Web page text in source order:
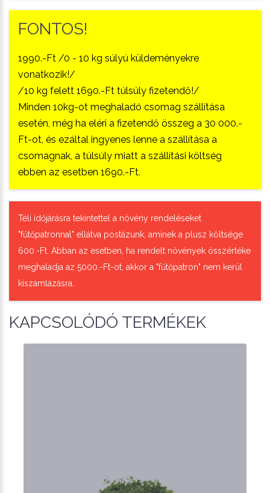
FONTOS!
1990.-Ft /0 - 10 kg súlyú küldeményekre
vonatkozik!/
/10 kg felett 1690.-Ft túlsúly fizetendő!/
Minden 10kg-ot meghaladó csomag szállítása
esetén, még ha eléri a fizetendő összeg a 30 000.-
Ft-ot, és ezáltal ingyenes lenne a szállítása a
csomagnak, a túlsúly miatt a szállítási költség
ebben az esetben 1690.-Ft.
Téli időjárásra tekintettel a növény rendeléseket
"fűtőpatronnal" ellátva postázunk, aminek a plusz költsége
600.-Ft. Abban az esetben, ha rendelt növények összértéke
meghaladja az 5000.-Ft-ot, akkor a "fűtőpatron" nem kerül
kiszámlázásra.
KAPCSOLÓDÓ TERMÉKEK